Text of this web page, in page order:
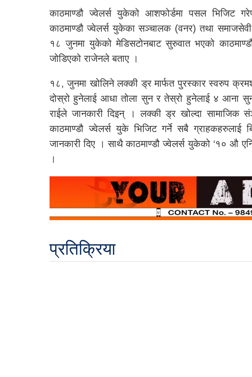
काठमाण्डौ ज्वेलर्स युकेको आशफोर्डमा पसल भिजिट
काठमाण्डौ ज्वेलर्स युकेका सञ्चालक (वनर) तथा
१८ जुनमा युकेको मेडिसटोनबाट सुरुवात भएको
जोडिएको राजेनले बताए ।
१८, जुनमा खोलिने लक्की ड्र मार्फत पुरस्कार स्वरुप
दोस्रो हुनेलाई आधा तोला सुन र तेस्रो हुनेलाई ४ आना
राईले जानकारी दिइन् । लक्की ड्र खोल्दा सामाजिक
काठमाण्डौ ज्वेलर्स युके भिजिट गर्ने सबै ग्राहकहरुलाई
जानकारी दिए । साथै काठमाण्डौ ज्वेलर्स युकेको ‘१० औ
।
प्रतिक्रिया